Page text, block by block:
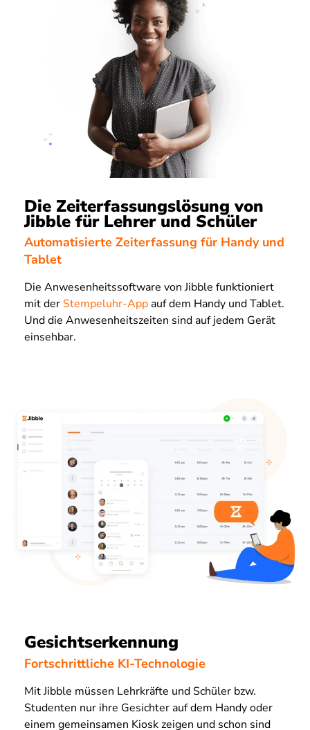
Die Zeiterfassungslösung von
Jibble für Lehrer und Schüler
Automatisierte Zeiterfassung für Handy und
Tablet
Die Anwesenheitssoftware von Jibble funktioniert
mit der Stempeluhr-Appauf dem Handy und Tablet.
Und die Anwesenheitszeiten sind auf jedem Gerät
einsehbar.
Gesichtserkennung
Fortschrittliche KI-Technologie
Mit Jibble müssen Lehrkräfte und Schüler bzw.
Studenten nur ihre Gesichter auf dem Handy oder
einem gemeinsamen Kiosk zeigen und schon sind